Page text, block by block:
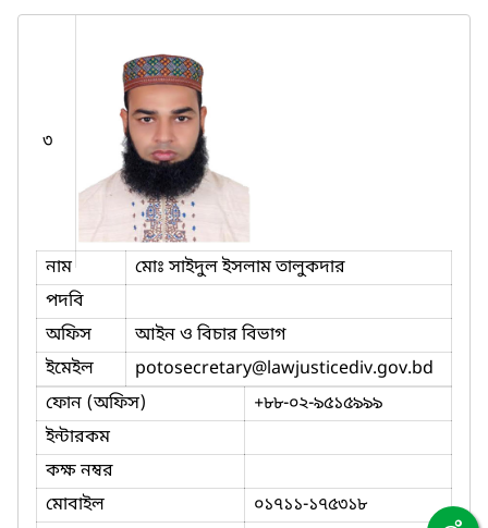
৩
নাম
মোঃ সাইদুল ইসলাম তালুকদার
পদবি
অফিস
আইন ও বিচার বিভাগ
ইমেইল
potosecretary@lawjusticediv.gov.bd
ফোন (অফিস)
+৮৮-০২-৯৫১৫৯৯৯
ইন্টারকম
কক্ষ নম্বর
মোবাইল
০১৭১১-১৭৫৩১৮